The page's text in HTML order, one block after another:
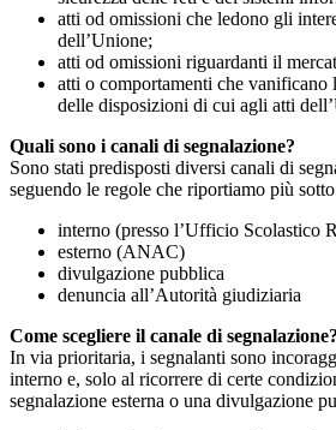
atti od omissioni che ledono gli
dell’Unione;
atti od omissioni riguardanti il
atti o comportamenti che vanificano
delle disposizioni di cui agli atti
Quali sono i canali di segnalazione?
Sono stati predisposti diversi canali di
seguendo le regole che riportiamo più
interno (presso l’Ufficio Scolastico
esterno (ANAC)
divulgazione pubblica
denuncia all’Autorità giudiziaria
Come scegliere il canale di segnalazione?
In via prioritaria, i segnalanti sono
interno e, solo al ricorrere di certe
segnalazione esterna o una divulgazione